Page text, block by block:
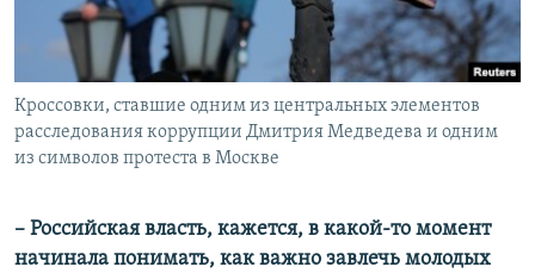
Кроссовки, ставшие одним из центральных элементов
расследования коррупции Дмитрия Медведева и одним
из символов протеста в Москве
– Российская власть, кажется, в какой-то момент
начинала понимать, как важно завлечь молодых